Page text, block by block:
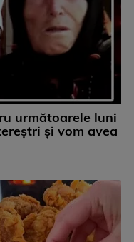
următoarele luni
și vom avea